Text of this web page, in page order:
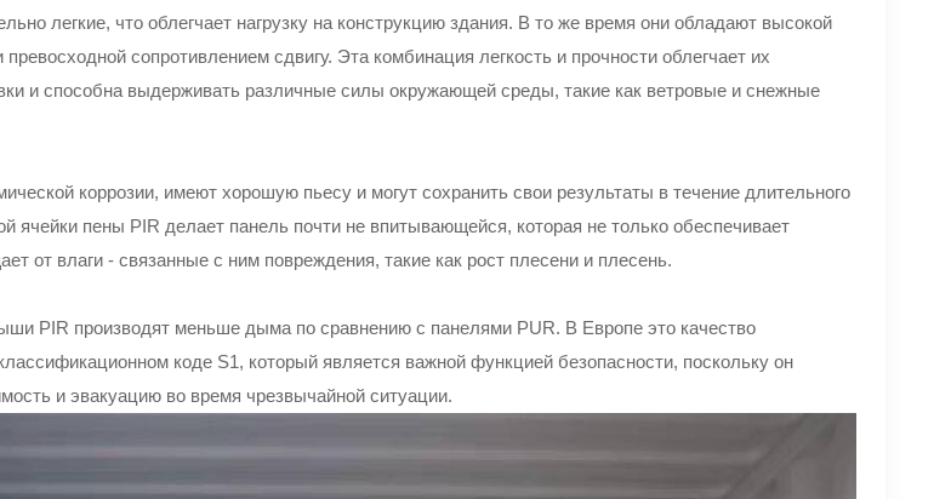
легкие, что облегчает нагрузку на конструкцию здания. В то же время они обладают высокой
сопротивлением сдвигу. Эта комбинация легкость и прочности облегчает их
и способна выдерживать различные силы окружающей среды, такие как ветровые и снежные
коррозии, имеют хорошую пьесу и могут сохранить свои результаты в течение длительного
ячейки пены PIR делает панель почти не впитывающейся, которая не только обеспечивает
от влаги - связанные с ним повреждения, такие как рост плесени и плесень.
PIR производят меньше дыма по сравнению с панелями PUR. В Европе это качество
коде S1, который является важной функцией безопасности, поскольку он
и эвакуацию во время чрезвычайной ситуации.